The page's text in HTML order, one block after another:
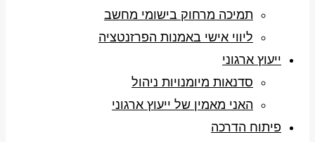
תמיכה מרחוק בישומי מחשב
ליווי אישי באמנות הפרזנטציה
ייעוץ ארגוני
סדנאות מיומנויות ניהול
האני מאמין של ייעוץ ארגוני
פיתוח הדרכה